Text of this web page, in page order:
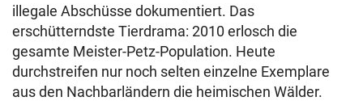
illegale Abschüsse dokumentiert. Das
erschütterndste Tierdrama: 2010 erlosch die
gesamte Meister-Petz-Population. Heute
durchstreifen nur noch selten einzelne Exemplare
aus den Nachbarländern die heimischen Wälder.